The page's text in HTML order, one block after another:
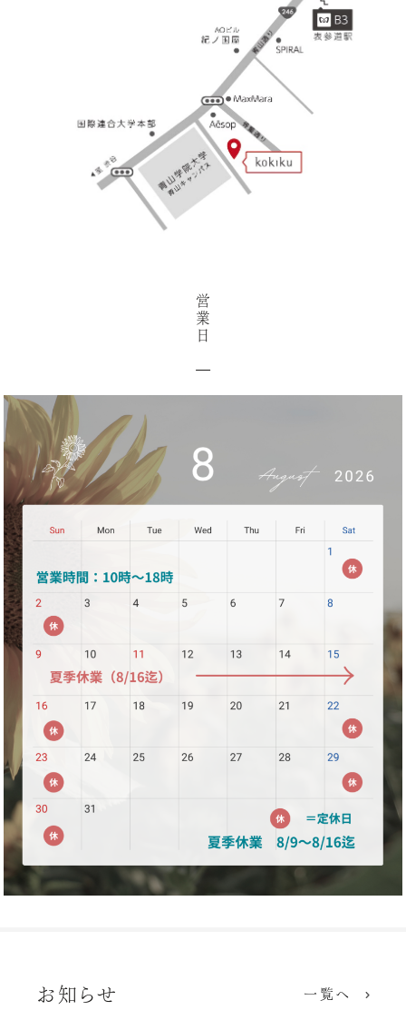
営
業
日
お知らせ 一覧へ